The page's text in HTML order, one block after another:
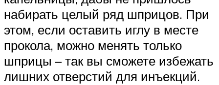
набирать целый ряд шприцов. При
этом, если оставить иглу в месте
прокола, можно менять только
шприцы – так вы сможете избежать
лишних отверстий для инъекций.